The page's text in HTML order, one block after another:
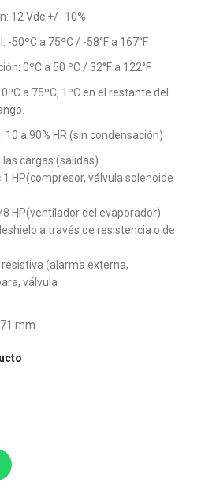
12 Vdc +/- 10%
50ºC a 75ºC / -58°F a 167°F
0ºC a 50 ºC / 32°F a 122°F
a 75ºC, 1ºC en el restante del
a 90% HR (sin condensación)
cargas:(salidas)
HP(compresor, válvula solenoide
HP(ventilador del evaporador)
a través de resistencia o de
(alarma externa,
válvula
mm